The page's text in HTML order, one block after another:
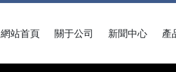
網站首頁 關于公司 新聞中心 產